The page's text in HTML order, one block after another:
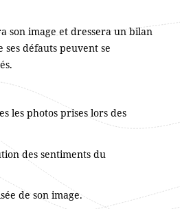
son image et dressera un bilan
défauts peuvent se
les photos prises lors des
des sentiments du
de son image.